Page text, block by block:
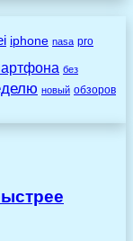
iphone nasa pro
без
новый обзоров